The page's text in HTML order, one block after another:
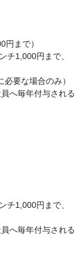
円まで）
チ1,000円まで、
要な場合のみ）
へ毎年付与される
チ1,000円まで、
へ毎年付与される